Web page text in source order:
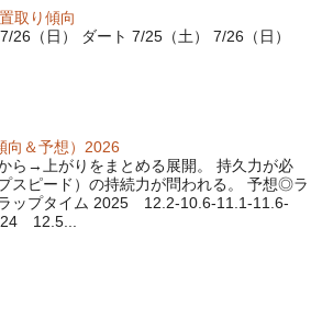
取り傾向
26（日） ダート 7/25（土） 7/26（日）
向＆予想）2026
ら→上がりをまとめる展開。 持久力が必
スピード）の持続力が問われる。 予想◎ラ
ップタイム 2025 12.2-10.6-11.1-11.6-
12.5...